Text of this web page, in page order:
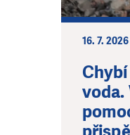
16. 7.
voda.